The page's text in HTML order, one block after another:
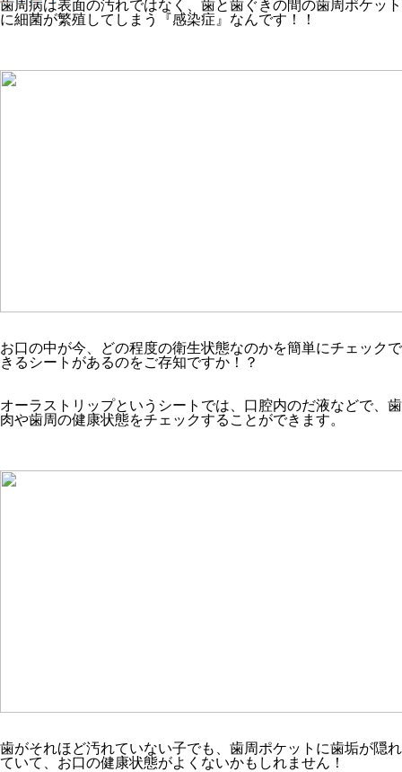
歯周病は表面の汚れではなく、歯と歯ぐきの間の歯周ポケット
に細菌が繁殖してしまう『感染症』なんです！！
お口の中が今、どの程度の衛生状態なのかを簡単にチェックで
きるシートがあるのをご存知ですか！？
オーラストリップというシートでは、口腔内のだ液などで、歯
肉や歯周の健康状態をチェックすることができます。
歯がそれほど汚れていない子でも、歯周ポケットに歯垢が隠れ
ていて、お口の健康状態がよくないかもしれません！